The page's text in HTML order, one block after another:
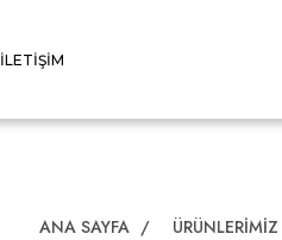
İLETIŞIM
ANA SAYFA / ÜRÜNLERIMIZ